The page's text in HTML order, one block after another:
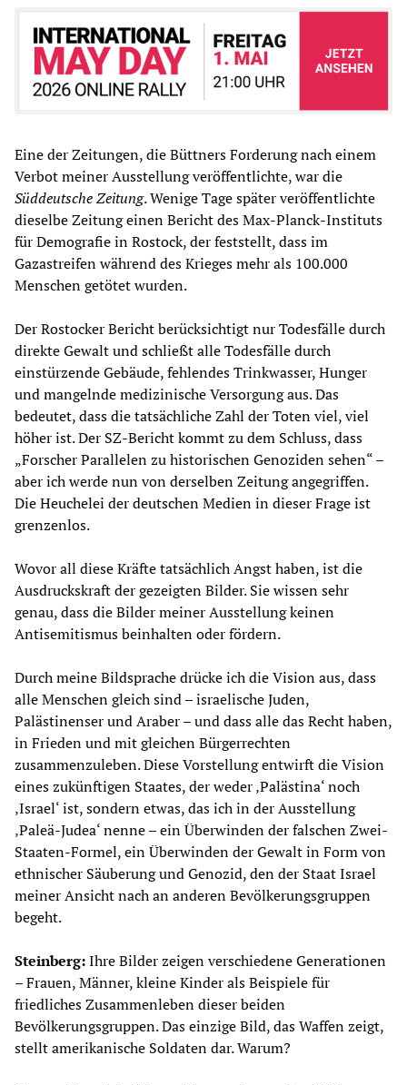
Eine der Zeitungen, die Büttners Forderung nach einem
Verbot meiner Ausstellung veröffentlichte, war die
Süddeutsche Zeitung. Wenige Tage später veröffentlichte
dieselbe Zeitung einen Bericht des Max-Planck-Instituts
für Demografie in Rostock, der feststellt, dass im
Gazastreifen während des Krieges mehr als 100.000
Menschen getötet wurden.
Der Rostocker Bericht berücksichtigt nur Todesfälle durch
direkte Gewalt und schließt alle Todesfälle durch
einstürzende Gebäude, fehlendes Trinkwasser, Hunger
und mangelnde medizinische Versorgung aus. Das
bedeutet, dass die tatsächliche Zahl der Toten viel, viel
höher ist. Der SZ-Bericht kommt zu dem Schluss, dass
„Forscher Parallelen zu historischen Genoziden sehen“ –
aber ich werde nun von derselben Zeitung angegriffen.
Die Heuchelei der deutschen Medien in dieser Frage ist
grenzenlos.
Wovor all diese Kräfte tatsächlich Angst haben, ist die
Ausdruckskraft der gezeigten Bilder. Sie wissen sehr
genau, dass die Bilder meiner Ausstellung keinen
Antisemitismus beinhalten oder fördern.
Durch meine Bildsprache drücke ich die Vision aus, dass
alle Menschen gleich sind – israelische Juden,
Palästinenser und Araber – und dass alle das Recht haben,
in Frieden und mit gleichen Bürgerrechten
zusammenzuleben. Diese Vorstellung entwirft die Vision
eines zukünftigen Staates, der weder ‚Palästina‘ noch
‚Israel‘ ist, sondern etwas, das ich in der Ausstellung
‚Paleä-Judea‘ nenne – ein Überwinden der falschen Zwei-
Staaten-Formel, ein Überwinden der Gewalt in Form von
ethnischer Säuberung und Genozid, den der Staat Israel
meiner Ansicht nach an anderen Bevölkerungsgruppen
begeht.
Steinberg:Ihre Bilder zeigen verschiedene Generationen
– Frauen, Männer, kleine Kinder als Beispiele für
friedliches Zusammenleben dieser beiden
Bevölkerungsgruppen. Das einzige Bild, das Waffen zeigt,
stellt amerikanische Soldaten dar. Warum?